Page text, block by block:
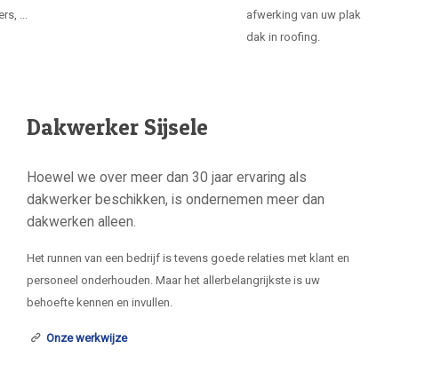
...
afwerking van uw plak
dak in roofing.
Dakwerker Sijsele
Hoewel we over meer dan 30 jaar ervaring als
dakwerker beschikken, is ondernemen meer dan
dakwerken alleen.
Het runnen van een bedrijf is tevens goede relaties met klant en
personeel onderhouden. Maar het allerbelangrijkste is uw
behoefte kennen en invullen.
Onze werkwijze